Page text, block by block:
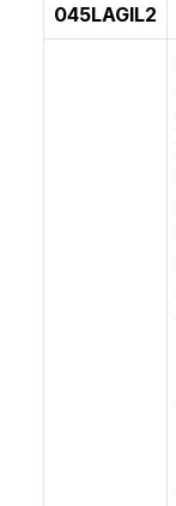
045LAGIL2